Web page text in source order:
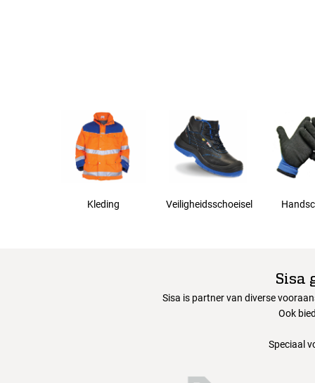
Kleding Veiligheidsschoeisel
Sisa
Sisa is partner van diverse
Ook
Speciaal